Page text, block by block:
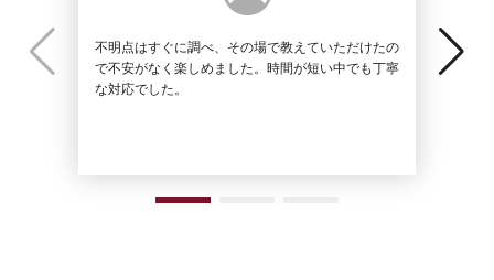
不明点はすぐに調べ、その場で教えていただけたの
で不安がなく楽しめました。時間が短い中でも丁寧
な対応でした。
シャワ
した。商